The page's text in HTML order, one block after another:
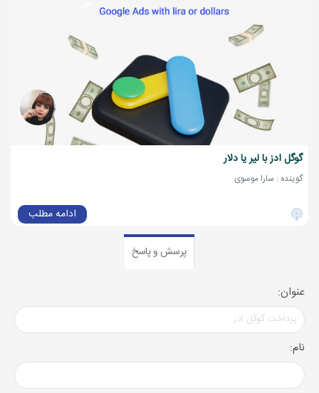
گوگل ادز با لیر یا دلار
گوینده : سارا موسوی
ادامه مطلب
پرسش و پاسخ
عنوان:
نام: